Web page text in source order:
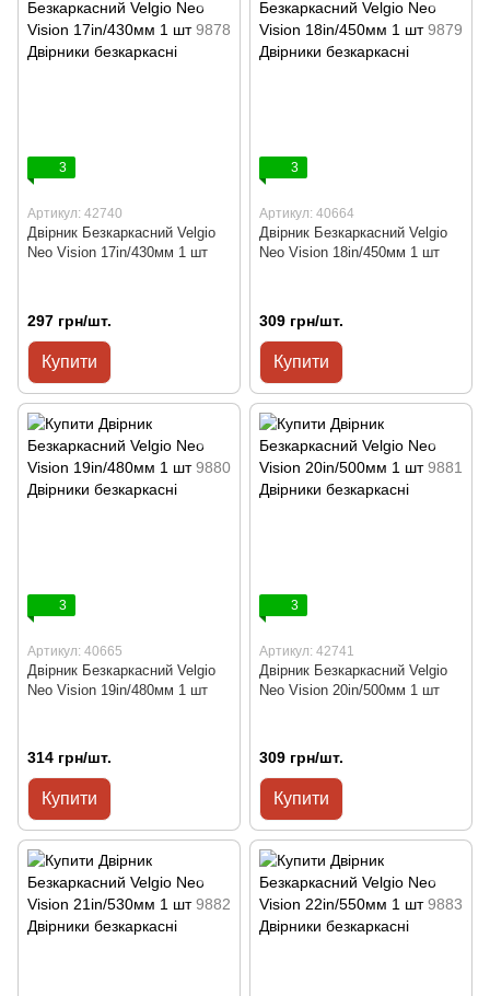
3
Артикул: 42740
Двірник Безкаркасний Velgio
Neo Vision 17in/430мм 1 шт
297 грн/шт.
Купити
3
Артикул: 40664
Двірник Безкаркасний Velgio
Neo Vision 18in/450мм 1 шт
309 грн/шт.
Купити
3
Артикул: 40665
Двірник Безкаркасний Velgio
Neo Vision 19in/480мм 1 шт
314 грн/шт.
Купити
3
Артикул: 42741
Двірник Безкаркасний Velgio
Neo Vision 20in/500мм 1 шт
309 грн/шт.
Купити